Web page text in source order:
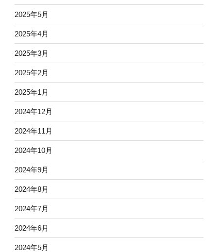
2025年5月
2025年4月
2025年3月
2025年2月
2025年1月
2024年12月
2024年11月
2024年10月
2024年9月
2024年8月
2024年7月
2024年6月
2024年5月